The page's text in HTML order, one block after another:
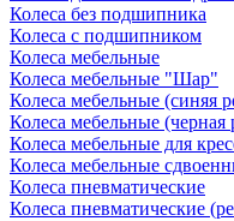
Колеса без подшипника
Колеса с подшипником
Колеса мебельные
Колеса мебельные "Шар"
Колеса мебельные (синяя
Колеса мебельные (черная
Колеса мебельные для
Колеса мебельные
Колеса пневматические
Колеса пневматические